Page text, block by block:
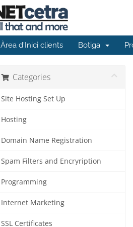
Àrea d'Inici clients Botiga
Categories
Site Hosting Set Up
Hosting
Domain Name Registration
Spam Filters and Encryription
Programming
Internet Marketing
SSL Certificates